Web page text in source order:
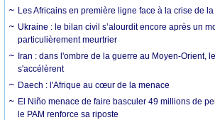
Les Africains en première ligne face à la crise de
Ukraine : le bilan civil s’alourdit encore après un
particulièrement meurtrier
Iran : dans l'ombre de la guerre au Moyen-Orient,
s'accélèrent
Daech : l'Afrique au cœur de la menace
El Niño menace de faire basculer 49 millions de
le PAM renforce sa riposte